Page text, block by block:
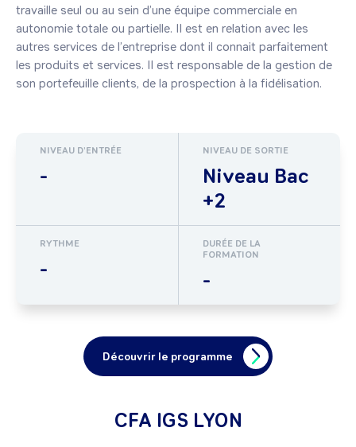
travaille seul ou au sein d’une équipe commerciale en
autonomie totale ou partielle. Il est en relation avec les
autres services de l’entreprise dont il connait parfaitement
les produits et services. Il est responsable de la gestion de
son portefeuille clients, de la prospection à la fidélisation.
NIVEAU D'ENTRÉE
-
NIVEAU DE SORTIE
Niveau Bac
+2
RYTHME
-
DURÉE DE LA
FORMATION
-
Découvrir le programme
CFA IGS LYON